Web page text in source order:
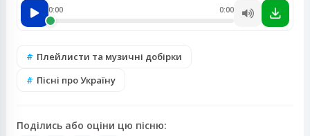
0:00 0:00
Плейлисти та музичні добірки
Пісні про Україну
Поділись або оціни цю пісню: